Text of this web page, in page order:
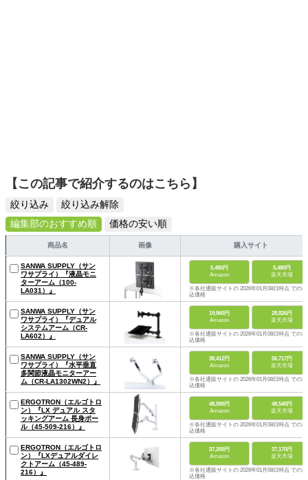
【この記事で紹介するのはこちら】
絞り込み
絞り込み解除
編集部のおすすめ順
価格の安い順
商品名 画像 購入サイト
SANWA SUPPLY（サン
ワサプライ）『液晶モニ
ターアーム（100-
LA031）』
5,480円
Amazon
5,480円
楽天市場
※各社通販サイトの 2026年01月08日時点 での税
込価格
SANWA SUPPLY（サン
ワサプライ）『デュアル
システムアーム（CR-
LA602）』
19,960円
Amazon
28,826円
楽天市場
※各社通販サイトの 2026年01月08日時点 での税
込価格
SANWA SUPPLY（サン
ワサプライ）『水平垂直
多関節液晶モニターアー
ム（CR-LA1302WN2）』
38,412円
Amazon
56,717円
楽天市場
※各社通販サイトの 2026年01月08日時点 での税
込価格
ERGOTRON（エルゴトロ
ン）『LX デュアル スタ
ッキングアーム 長身ポー
ル（45-509-216）』
48,590円
Amazon
48,540円
楽天市場
※各社通販サイトの 2026年01月08日時点 での税
込価格
ERGOTRON（エルゴトロ
ン）『LXデュアルダイレ
クトアーム（45-489-
216）』
37,200円
Amazon
37,170円
楽天市場
※各社通販サイトの 2026年01月08日時点 での税
込価格